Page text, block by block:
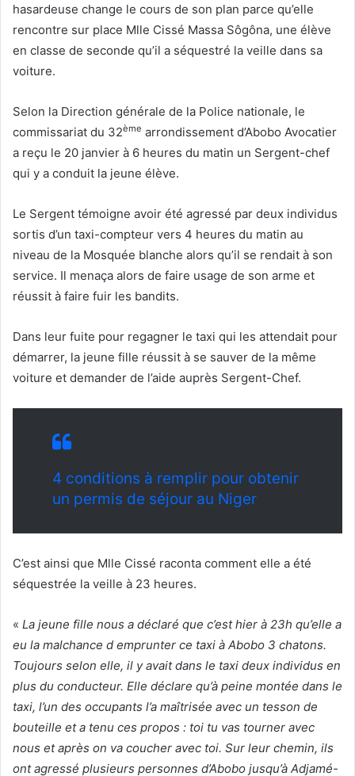
hasardeuse change le cours de son plan parce qu’elle
rencontre sur place Mlle Cissé Massa Sôgôna, une élève
en classe de seconde qu’il a séquestré la veille dans sa
voiture.
Selon la Direction générale de la Police nationale, le
commissariat du 32ème arrondissement d’Abobo Avocatier
a reçu le 20 janvier à 6 heures du matin un Sergent-chef
qui y a conduit la jeune élève.
Le Sergent témoigne avoir été agressé par deux individus
sortis d’un taxi-compteur vers 4 heures du matin au
niveau de la Mosquée blanche alors qu’il se rendait à son
service. Il menaça alors de faire usage de son arme et
réussit à faire fuir les bandits.
Dans leur fuite pour regagner le taxi qui les attendait pour
démarrer, la jeune fille réussit à se sauver de la même
voiture et demander de l’aide auprès Sergent-Chef.
4 conditions à remplir pour obtenir
un permis de séjour au Niger
C’est ainsi que Mlle Cissé raconta comment elle a été
séquestrée la veille à 23 heures.
« La jeune fille nous a déclaré que c’est hier à 23h qu’elle a
eu la malchance d emprunter ce taxi à Abobo 3 chatons.
Toujours selon elle, il y avait dans le taxi deux individus en
plus du conducteur. Elle déclare qu’à peine montée dans le
taxi, l’un des occupants l’a maîtrisée avec un tesson de
bouteille et a tenu ces propos : toi tu vas tourner avec
nous et après on va coucher avec toi. Sur leur chemin, ils
ont agressé plusieurs personnes d’Abobo jusqu’à Adjamé-